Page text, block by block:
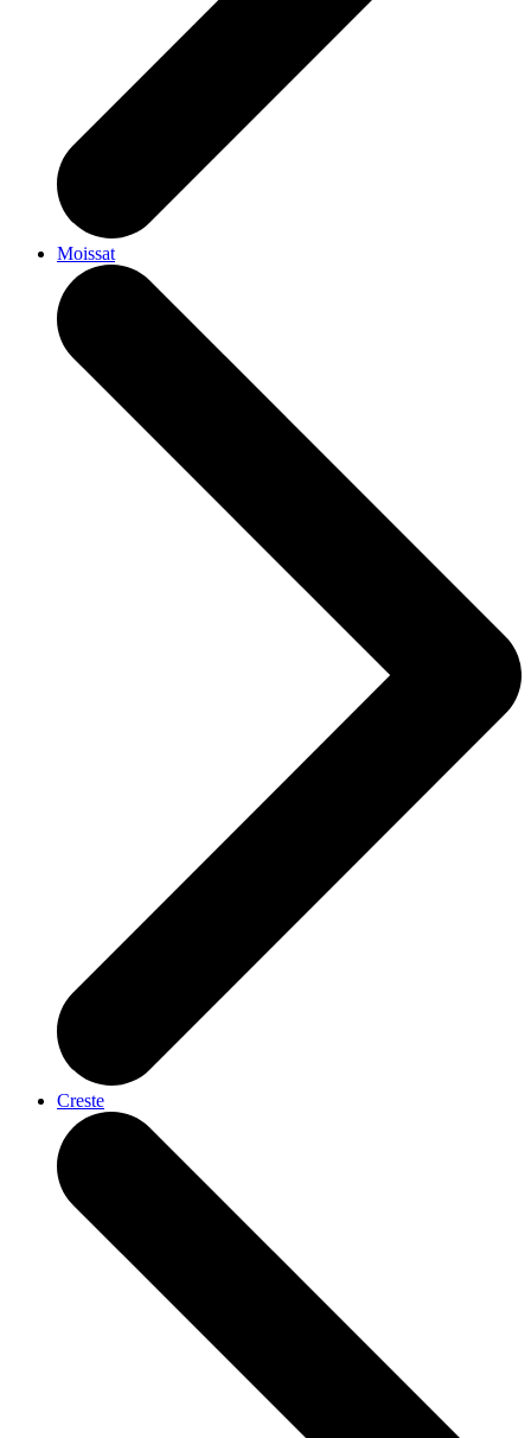
Moissat
Creste